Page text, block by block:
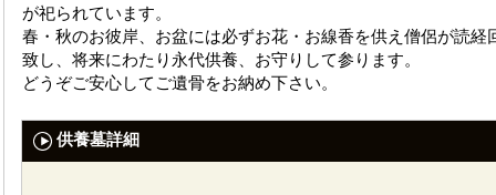
が祀られています。
春・秋のお彼岸、お盆には必ずお花・お線香を供え僧侶が読経
致し、将来にわたり永代供養、お守りして参ります。
どうぞご安心してご遺骨をお納め下さい。
供養墓詳細